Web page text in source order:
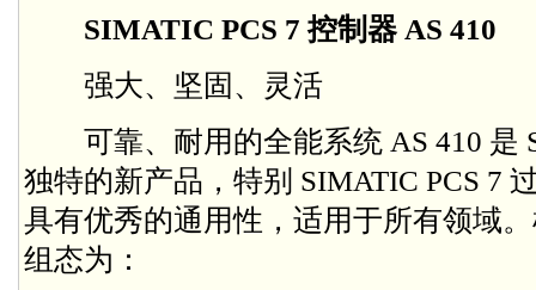
SIMATIC PCS 7 控制器 AS 410
强大、坚固、灵活
可靠、耐用的全能系统 AS 410 是
独特的新产品，特别 SIMATIC PCS 7
具有优秀的通用性，适用于所有领域
组态为：